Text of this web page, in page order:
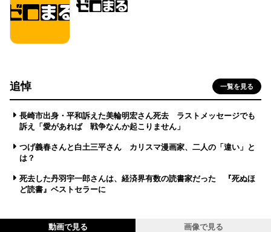
追悼 一覧を見る
長崎市出身・平和訴えた美輪明宏さん死去 ラストメッセージでも
訴え「愛があれば 戦争なんか起こりません」
つげ義春さんと白土三平さん カリスマ漫画家、二人の「違い」と
は？
死去した丹羽宇一郎さんは、経済界有数の読書家だった 『死ぬほ
ど読書』ベストセラーに
動画で見る 画像で見る